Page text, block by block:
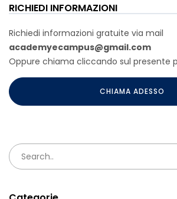
RICHIEDI INFORMAZIONI
Richiedi informazioni gratuite via mail
academyecampus@gmail.com
Oppure chiama cliccando sul presente
CHIAMA ADESSO